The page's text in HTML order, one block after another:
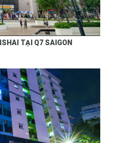
TẠI Q7 SAIGON